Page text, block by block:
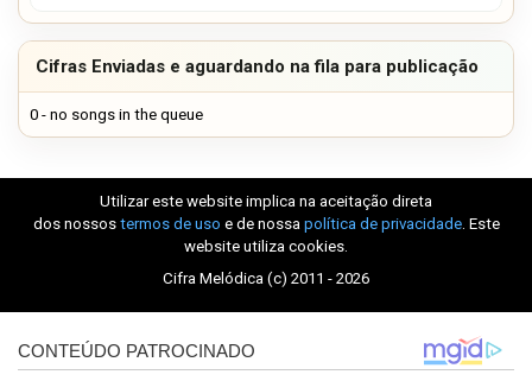
Cifras Enviadas e aguardando na fila para publicação
0 - no songs in the queue
Utilizar este website implica na aceitação direta
dos nossos termos de uso e de nossa política de privacidade. Este
website utiliza cookies.
Cifra Melódica (c) 2011 - 2026